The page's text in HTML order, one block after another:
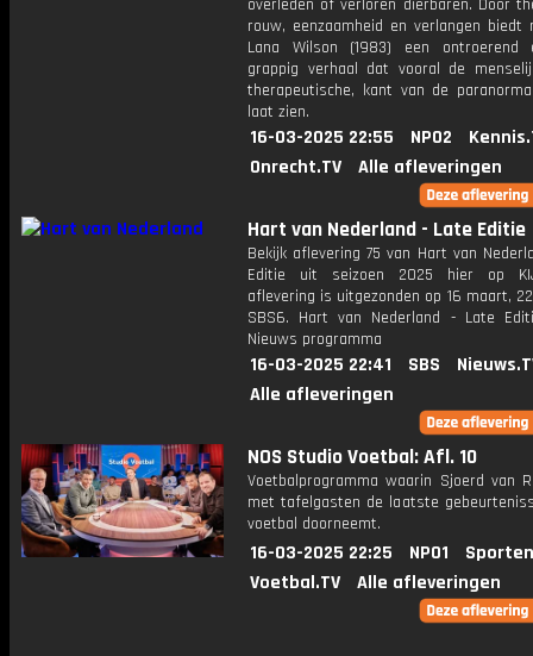
overleden of verloren dierbaren. Door
rouw, eenzaamheid en verlangen biedt
Lana Wilson (1983) een ontroerend
grappig verhaal dat vooral de
therapeutische, kant van de
laat zien.
16-03-2025 22:55 NPO2
Onrecht.TV
Alle afleveringen
Hart van Nederland - Late Editie
Bekijk aflevering 75 van Hart van
Editie uit seizoen 2025 hier op
aflevering is uitgezonden op 16 maart,
SBS6. Hart van Nederland - Late
Nieuws programma
16-03-2025 22:41 SBS
Alle afleveringen
NOS Studio Voetbal: Afl. 10
Voetbalprogramma waarin Sjoerd van
met tafelgasten de laatste
voetbal doorneemt.
16-03-2025 22:25 NPO1
Voetbal.TV
Alle afleveringen